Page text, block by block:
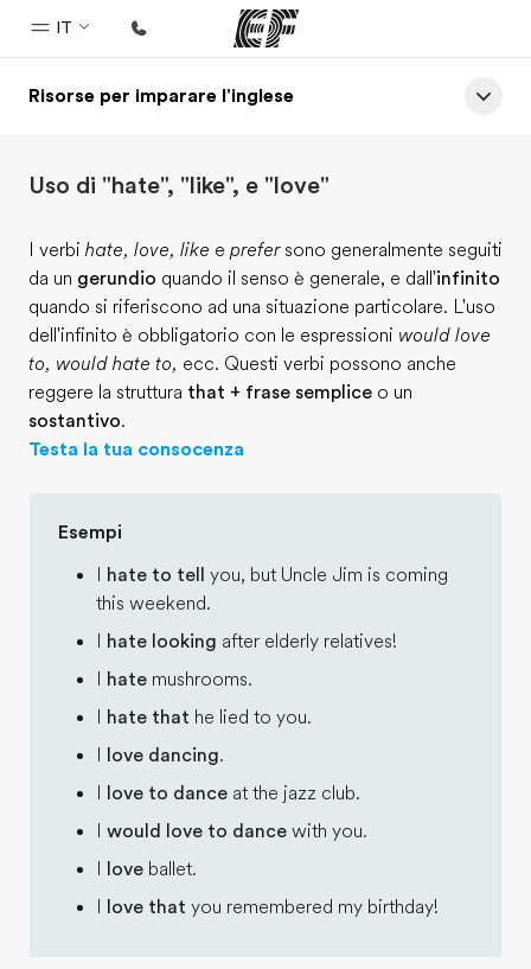
IT
Homepage
Programmi
Uffici
Trova l'ufficio più vicino
Chi siamo
La nostra organizzazione
Carriera
Risorse per imparare l'inglese
Uso di "hate", "like", e "love"
I verbi hate, love, like e prefersono generalmente seguiti
da un gerundio quando il senso è generale, e dall'infinito
quando si riferiscono ad una situazione particolare. L'uso
dell'infinito è obbligatorio con le espressioni would love
to, would hate to, ecc. Questi verbi possono anche
reggere la struttura that + frase semplice o un
sostantivo.
Testa la tua consocenza
Esempi
hate to tell you, but Uncle Jim is coming
this weekend.
hate looking after elderly relatives!
hate mushrooms.
hate that he lied to you.
love dancing.
love to dance at the jazz club.
would love to dance with you.
love ballet.
love that you remembered my birthday!